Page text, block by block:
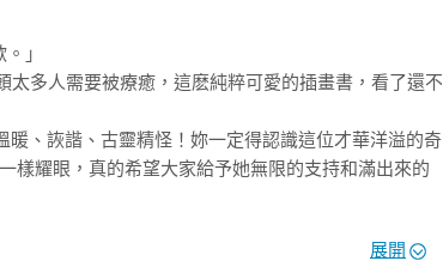
」
多人需要被療癒，這麽純粹可愛的插畫書，看了還不
、詼諧、古靈精怪！妳一定得認識這位才華洋溢的奇
樣耀眼，真的希望大家給予她無限的支持和滿出來的
那些小小的、細膩的幸福，像雨後的彩虹，讓人會心
展開